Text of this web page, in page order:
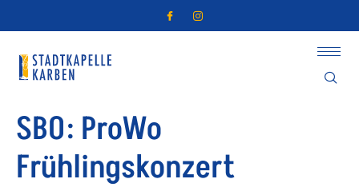
SBO: ProWo
Frühlingskonzert